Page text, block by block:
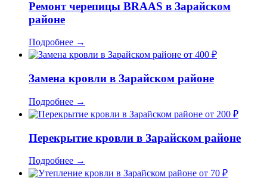
Ремонт черепицы BRAAS в Зарайском
районе
Подробнее →
от 400 ₽
Замена кровли в Зарайском районе
Подробнее →
от 200 ₽
Перекрытие кровли в Зарайском районе
Подробнее →
от 70 ₽